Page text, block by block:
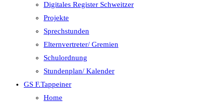
Digitales Register Schweitzer
Projekte
Sprechstunden
Elternvertreter/ Gremien
Schulordnung
Stundenplan/ Kalender
GS F.Tappeiner
Home